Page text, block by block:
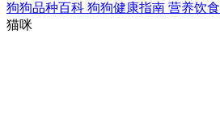
狗狗品种百科 狗狗健康指南 营养饮食
猫咪